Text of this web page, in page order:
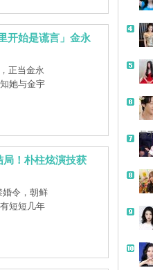
开始是谎言」金永
正当金永
她与金宇
局！朴柱炫演技获
婚令，朝鲜
短短几年
带